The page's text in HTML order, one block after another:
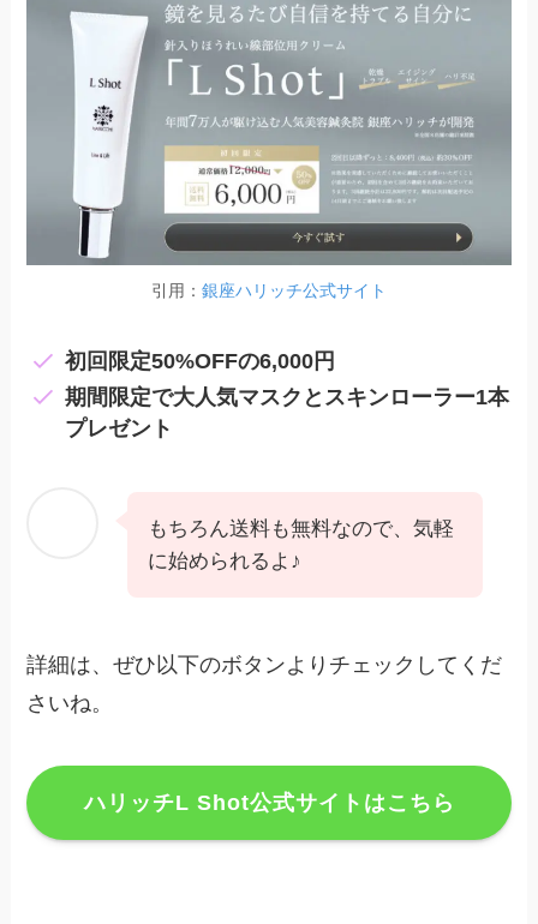
引用： 銀座ハリッチ公式サイト
初回限定50%OFFの6,000円
期間限定で大人気マスクとスキンローラー1本
プレゼント
もちろん送料も無料なので、気軽
に始められるよ♪
詳細は、ぜひ以下のボタンよりチェックしてくだ
さいね。
ハリッチL Shot公式サイトはこちら